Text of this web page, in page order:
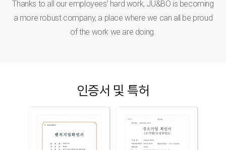
Thanks to all our employees’ hard work, JU&BO is becoming
a more robust company, a place where we can all be proud
of the work we are doing.
인증서 및 특허